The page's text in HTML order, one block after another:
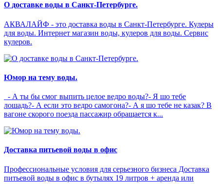
О доставке воды в Санкт-Петербурге.
АКВАЛАЙФ - это доставка воды в Санкт-Петербурге. Кулеры
для воды. Интернет магазин воды, кулеров для воды. Сервис
кулеров.
Юмор на тему воды.
- А ты бы смог выпить целое ведро воды?- Я шо тебе
лошадь?- А если это ведро самогона?- А я шо тебе не казак? В
вагоне скорого поезда пассажир обращается к...
Доставка питьевой воды в офис
Профессиональные условия для серьезного бизнеса Доставка
питьевой воды в офис в бутылях 19 литров + аренда или